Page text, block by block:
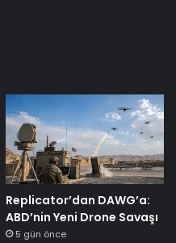
Replicator’dan DAWG’a:
ABD’nin Yeni Drone Savaşı
5 gün önce